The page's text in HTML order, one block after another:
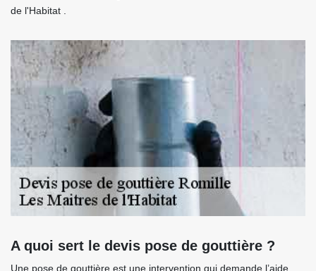
de l'Habitat .
A quoi sert le devis pose de gouttière ?
Une pose de gouttière est une intervention qui demande l’aide